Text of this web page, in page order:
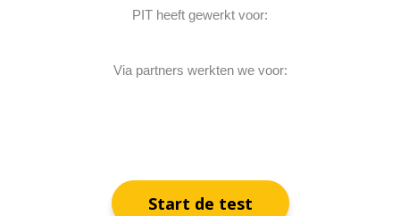
PIT heeft gewerkt voor:
Via partners werkten we voor:
Start de test